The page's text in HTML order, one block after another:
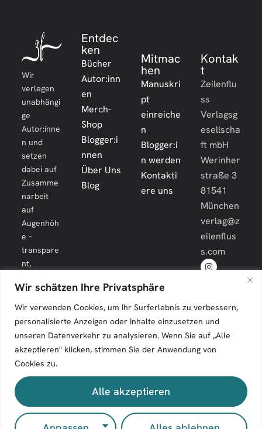
Wir schätzen Ihre Privatsphäre
Wir verwenden Cookies, um Ihr Surferlebnis zu verbessern,
personalisierte Anzeigen oder Inhalte einzusetzen und
unseren Datenverkehr zu analysieren. Wenn Sie auf „Alle
akzeptieren" klicken, stimmen Sie der Anwendung von
Cookies zu.
Alle akzeptieren
Wir
verlegen
unabhängi
ge
Autor:inne
n und
setzen
dabei auf
Zusamme
narbeit
auf
Augenhöh
e –
transpare
nt,
und
langfristig.
Entdec
ken
Bücher
Autor:inn
en
Merch-
Shop
Blogger:i
nnen
Über Uns
Blog
Mitmac
hen
Manuskri
pt
einreiche
n
Blogger:i
n werden
Kontakti
ere uns
Kontak
t
Zeilenflu
ss
Verlagsg
esellscha
ft mbH
Werinher
straße 3
81541
München
verlag@z
eilenflus
s.com
Zeilenfluss © 2026. All Rights Reserved.
Impressum Kontakt